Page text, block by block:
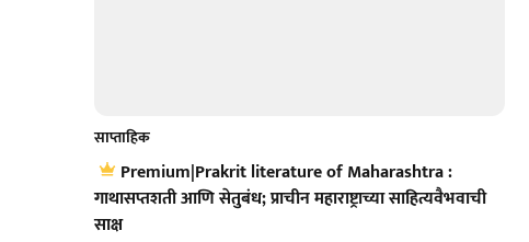
साप्ताहिक
Premium|Prakrit literature of Maharashtra :
गाथासप्तशती आणि सेतुबंध; प्राचीन महाराष्ट्राच्या साहित्यवैभवाची
साक्ष